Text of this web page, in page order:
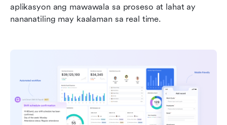
aplikasyon ang mawawala sa proseso at lahat ay
nananatiling may kaalaman sa real time.